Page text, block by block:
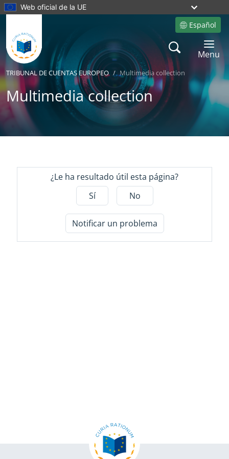
Web oficial de la UE
Español
Site language
Search
Toggle
Menu
TRIBUNAL DE CUENTAS EUROPEO Multimedia collection
Multimedia collection
¿Le ha resultado útil esta página?
Sí
No
Notificar un problema